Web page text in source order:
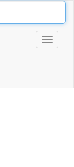
Toggle